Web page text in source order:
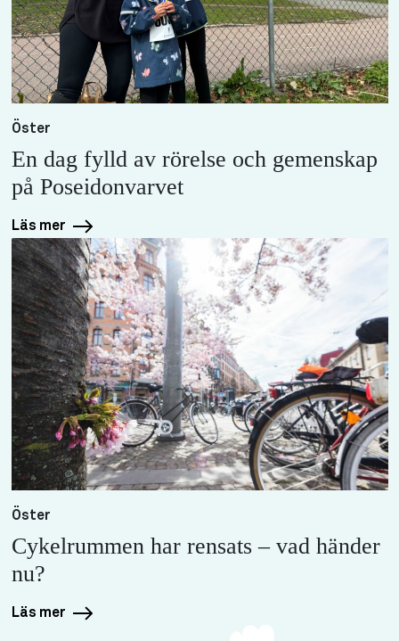
Öster
En dag fylld av rörelse och gemenskap
på Poseidonvarvet
Läs mer
Öster
Cykelrummen har rensats – vad händer
nu?
Läs mer